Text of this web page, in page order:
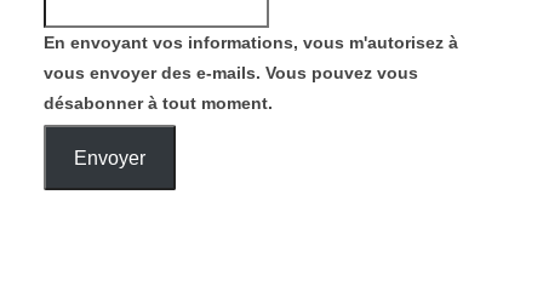
En envoyant vos informations, vous m'autorisez à
vous envoyer des e-mails. Vous pouvez vous
désabonner à tout moment.
Envoyer